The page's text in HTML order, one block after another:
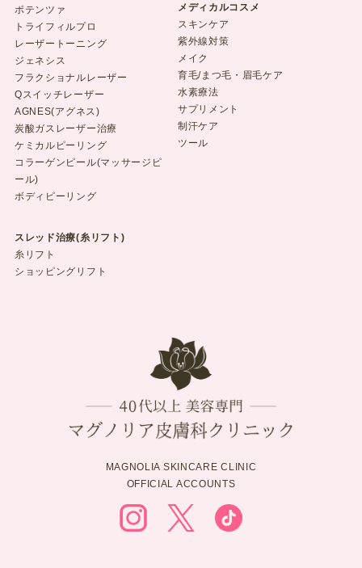
ポテンツァ
トライフィルプロ
レーザートーニング
ジェネシス
フラクショナルレーザー
Qスイッチレーザー
AGNES(アグネス)
炭酸ガスレーザー治療
ケミカルピーリング
コラーゲンピール(マッサージピ
ール)
ボディピーリング
スレッド治療(糸リフト)
糸リフト
ショッピングリフト
メディカルコスメ
スキンケア
紫外線対策
メイク
育毛/まつ毛・眉毛ケア
水素療法
サプリメント
制汗ケア
ツール
MAGNOLIA SKINCARE CLINIC
OFFICIAL ACCOUNTS